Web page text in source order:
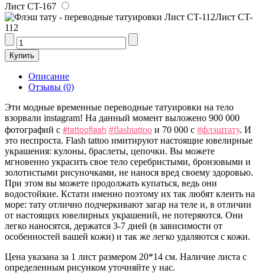
Лист CT-167
Лист CT-
112
Описание
Отзывы (0)
Эти модные временные переводные татуировки на тело
взорвали instagram! На данный момент выложено 900 000
фотографий с #tattooflash #flashtattoо и 70 000 c #флэштату. И
это неспроста. Flash tattoo имитируют настоящие ювелирные
украшения: кулоны, браслеты, цепочки. Вы можете
мгновенно украсить свое тело серебристыми, бронзовыми и
золотистыми рисуночками, не нанося вред своему здоровью.
При этом вы можете продолжать купаться, ведь они
водостойкие. Кстати именно поэтому их так любят клеить на
море: тату отлично подчеркивают загар на теле и, в отличии
от настоящих ювелирных украшений, не потеряются. Они
легко наносятся, держатся 3-7 дней (в зависимости от
особенностей вашей кожи) и так же легко удаляются с кожи.
Цена указана за 1 лист размером 20*14 см. Наличие листа с
определенным рисунком уточняйте у нас.